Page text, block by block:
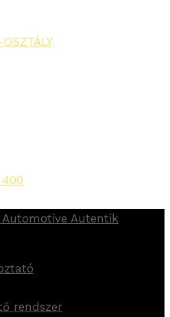
400
Automotive Autentik
rendszer